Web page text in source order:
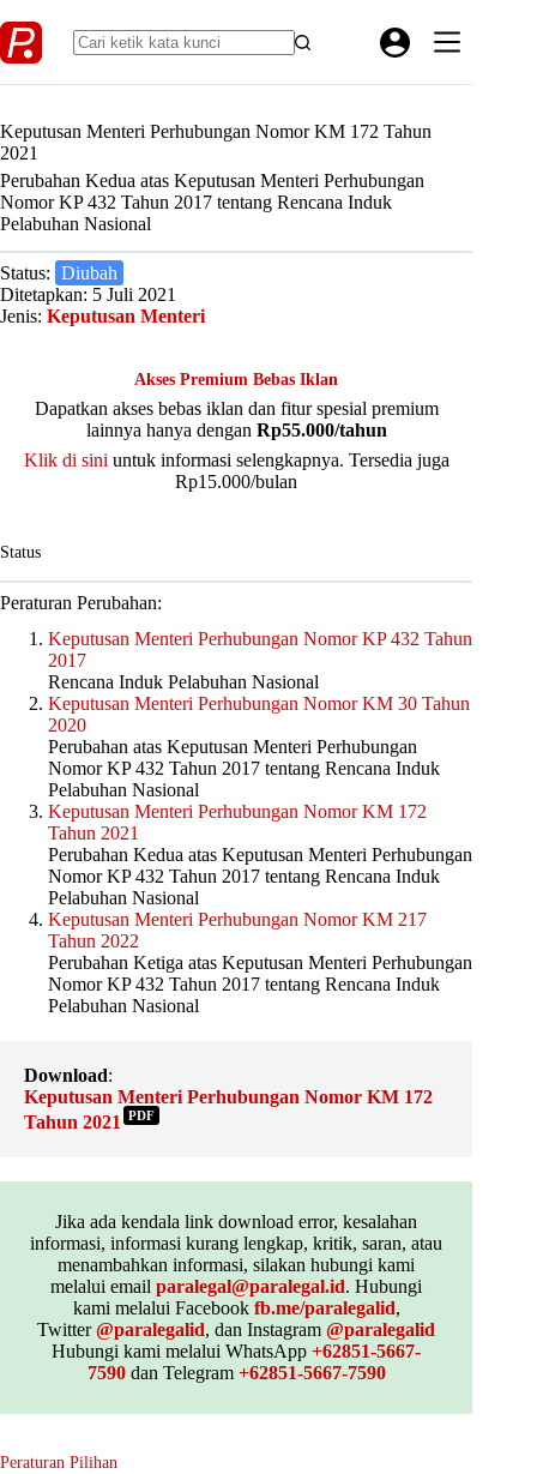
to
content
Keputusan Menteri Perhubungan Nomor KM 172 Tahun
2021
Perubahan Kedua atas Keputusan Menteri Perhubungan
Nomor KP 432 Tahun 2017 tentang Rencana Induk
Pelabuhan Nasional
Status: Diubah
Ditetapkan: 5 Juli 2021
Jenis: Keputusan Menteri
Akses Premium Bebas Iklan
Dapatkan akses bebas iklan dan fitur spesial premium
lainnya hanya dengan Rp55.000/tahun
Klik di sini untuk informasi selengkapnya. Tersedia juga
Rp15.000/bulan
Status
Peraturan Perubahan:
Keputusan Menteri Perhubungan Nomor KP 432 Tahun
2017
Rencana Induk Pelabuhan Nasional
Keputusan Menteri Perhubungan Nomor KM 30 Tahun
2020
Perubahan atas Keputusan Menteri Perhubungan
Nomor KP 432 Tahun 2017 tentang Rencana Induk
Pelabuhan Nasional
Keputusan Menteri Perhubungan Nomor KM 172
Tahun 2021
Perubahan Kedua atas Keputusan Menteri Perhubungan
Nomor KP 432 Tahun 2017 tentang Rencana Induk
Pelabuhan Nasional
Keputusan Menteri Perhubungan Nomor KM 217
Tahun 2022
Perubahan Ketiga atas Keputusan Menteri Perhubungan
Nomor KP 432 Tahun 2017 tentang Rencana Induk
Pelabuhan Nasional
Download:
Keputusan Menteri Perhubungan Nomor KM 172
Tahun 2021
PDF
Jika ada kendala link download error, kesalahan
informasi, informasi kurang lengkap, kritik, saran, atau
menambahkan informasi, silakan hubungi kami
melalui emailparalegal@paralegal.id. Hubungi
kami melalui Facebook fb.me/paralegalid,
Twitter@paralegalid, dan Instagram@paralegalid
Hubungi kami melalui WhatsApp+62851-5667-
7590dan Telegram +62851-5667-7590
Peraturan Pilihan